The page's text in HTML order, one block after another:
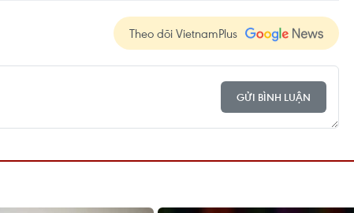
Theo dõi VietnamPlus
GỬI BÌNH LUẬN